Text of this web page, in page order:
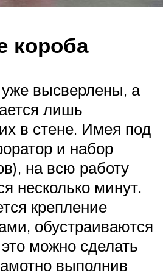
короба
высверлены, а
лишь
в стене. Имея под
и набор
на всю работу
несколько минут.
крепление
обустраиваются
можно сделать
выполнив